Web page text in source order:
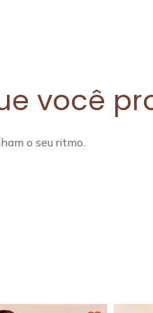
você
o seu ritmo.